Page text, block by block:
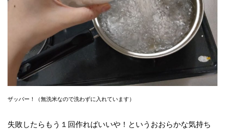
ザッバー！（無洗米なので洗わずに入れています）
失敗したらもう１回作ればいいや！というおおらかな気持ち